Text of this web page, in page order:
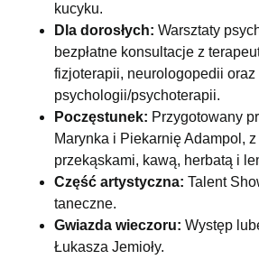
kucyku.
Dla dorosłych: Warsztaty
bezpłatne konsultacje z
fizjoterapii, neurologopedii oraz
psychologii/psychoterapii.
Poczęstunek: Przygotowany
Marynka i Piekarnię Adampol,
przekąskami, kawą, herbatą i
Część artystyczna: Talent
taneczne.
Gwiazda wieczoru: Występ
Łukasza Jemioły.